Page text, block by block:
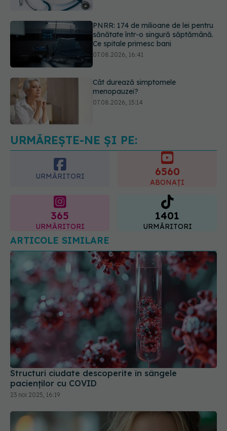
Cât durează simptomele
menopauzei?
07.08.2026, 15:14
EXCLUSIV Cancerele care pot fi
prevenite. Dr. Sorin Bogdan
URMĂREȘTE-NE ȘI PE:
URMĂRITORI 6560
ABONAȚI
365
URMĂRITORI
1401
URMĂRITORI
ARTICOLE SIMILARE
Structuri ciudate descoperite în sângele
pacienților cu COVID
23 noi 2025, 16:19